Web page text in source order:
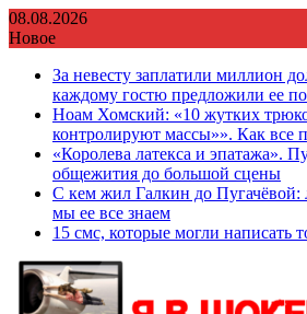
Перейти
к
08.08.2026
Новое
За невесту заплатили миллион
каждому гостю предложили ее
Ноам Хомский: «10 жутких
контролируют массы»». Как все
«Королева латекса и эпатажа».
общежития до большой сцены
С кем жил Галкин до Пугачёвой:
мы ее все знаем
15 смс, которые могли написать